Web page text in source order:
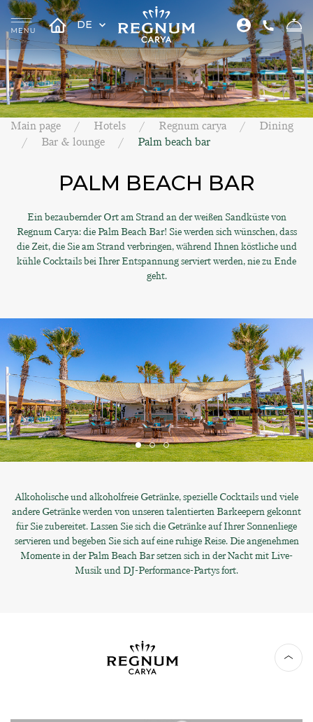
DE
Main page Hotels Regnum carya
Dining
Bar & lounge
Palm beach bar
PALM BEACH BAR
Ein bezaubernder Ort am Strand an der weißen Sandküste von
Regnum Carya: die Palm Beach Bar! Sie werden sich wünschen, dass
die Zeit, die Sie am Strand verbringen, während Ihnen köstliche und
kühle Cocktails bei Ihrer Entspannung serviert werden, nie zu Ende
geht.
Alkoholische und alkoholfreie Getränke, spezielle Cocktails und viele
andere Getränke werden von unseren talentierten Barkeepern gekonnt
für Sie zubereitet. Lassen Sie sich die Getränke auf Ihrer Sonnenliege
servieren und begeben Sie sich auf eine ruhige Reise. Die angenehmen
Momente in der Palm Beach Bar setzen sich in der Nacht mit Live-
Musik und DJ-Performance-Partys fort.